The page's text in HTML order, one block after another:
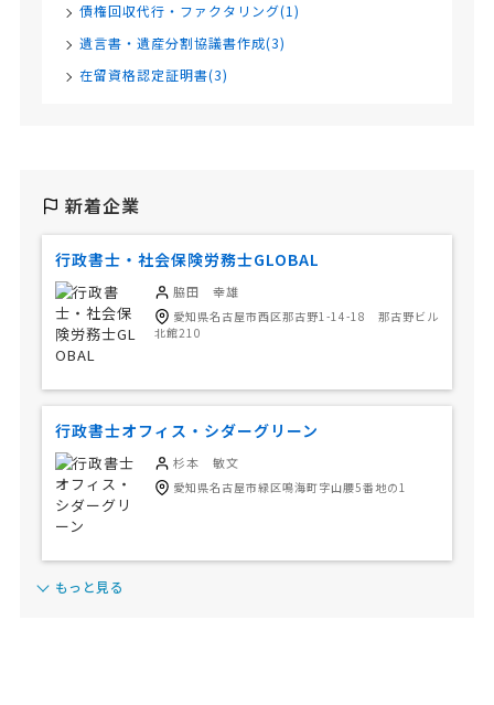
債権回収代行・ファクタリング(1)
遺言書・遺産分割協議書作成(3)
在留資格認定証明書(3)
新着企業
行政書士・社会保険労務士GLOBAL
脇田 幸雄
愛知県名古屋市西区那古野1-14-18 那古野ビル
北館210
行政書士オフィス・シダーグリーン
杉本 敏文
愛知県名古屋市緑区鳴海町字山腰5番地の1
もっと見る